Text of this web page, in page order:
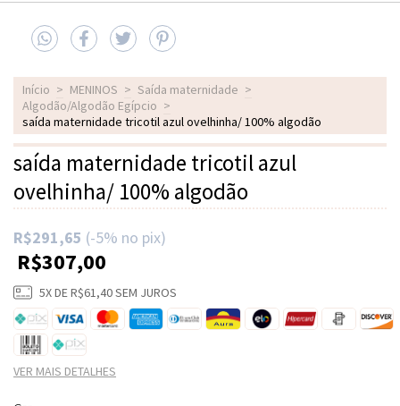
Início > MENINOS > Saída maternidade >
Algodão/Algodão Egípcio >
saída maternidade tricotil azul ovelhinha/ 100% algodão
saída maternidade tricotil azul
ovelhinha/ 100% algodão
R$291,65 (-5% no pix)
R$307,00
5X DE R$61,40SEM JUROS
VER MAIS DETALHES